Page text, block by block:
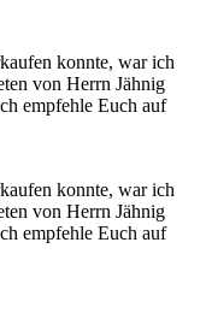
konnte, war ich
von Herrn Jähnig
empfehle Euch auf
konnte, war ich
von Herrn Jähnig
empfehle Euch auf